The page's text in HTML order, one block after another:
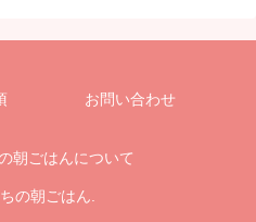
お問い合わせ
朝ごはんについて
の朝ごはん.